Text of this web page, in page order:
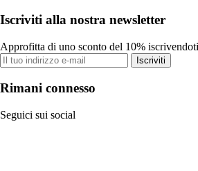
Iscriviti alla nostra newsletter
Approfitta di uno sconto del 10%
Iscriviti
Rimani connesso
Seguici sui social